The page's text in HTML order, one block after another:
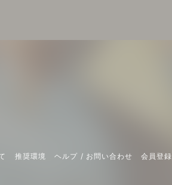
推奨環境 ヘルプ / お問い合わせ 会員登録